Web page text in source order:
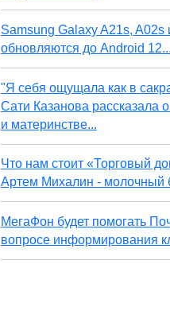
Samsung Galaxy A21s, A02s
обновляются до Android 12...
"Я себя ощущала как в
Сати Казанова рассказала
и материнстве...
Что нам стоит «Торговый
Артем Михалин - молочный
МегаФон будет помогать
вопросе информирования